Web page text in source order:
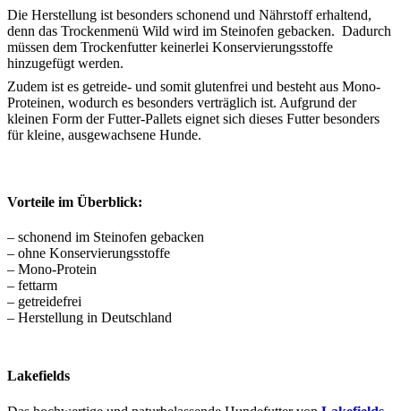
Die Herstellung ist besonders schonend und Nährstoff erhaltend,
denn das Trockenmenü Wild wird im Steinofen gebacken. Dadurch
müssen dem Trockenfutter keinerlei Konservierungsstoffe
hinzugefügt werden.
Zudem ist es getreide- und somit glutenfrei und besteht aus Mono-
Proteinen, wodurch es besonders verträglich ist. Aufgrund der
kleinen Form der Futter-Pallets eignet sich dieses Futter besonders
für kleine, ausgewachsene Hunde.
Vorteile im Überblick:
– schonend im Steinofen gebacken
– ohne Konservierungsstoffe
– Mono-Protein
– fettarm
– getreidefrei
– Herstellung in Deutschland
Lakefields